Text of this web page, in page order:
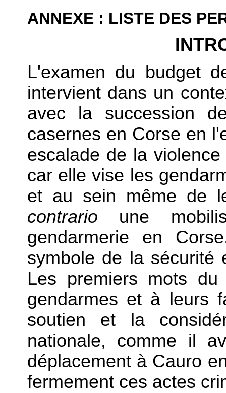
ANNEXE : LISTE DES
L'examen du budget
intervient dans un
avec la succession
casernes en Corse en
escalade de la
car elle vise les
et au sein même de
contrario une
gendarmerie en
symbole de la sécurité
Les premiers mots
gendarmes et à leurs
soutien et la
nationale, comme il
déplacement à Cauro
fermement ces actes